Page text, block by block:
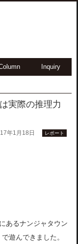
Inquiry
実際の推理力
年1月18日 レポート
あるナンジャタウン
遊んできました。